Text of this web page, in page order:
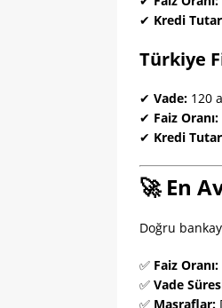
✔ Kredi
Türkiye
✔ Vade: 120
✔ Faiz Oranı:
✔ Kredi
🚀 En
Doğru
✅ Faiz Oranı:
✅ Vade
✅ Masraflar: